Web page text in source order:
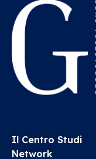
Il Centro Studi
Network